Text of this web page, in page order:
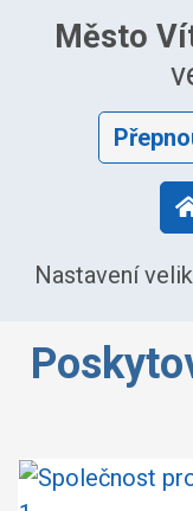
Město
Nastavení